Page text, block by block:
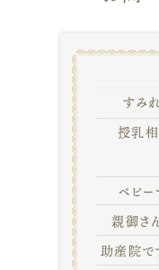
すみ
授乳
ベビー
親御さ
助産院で